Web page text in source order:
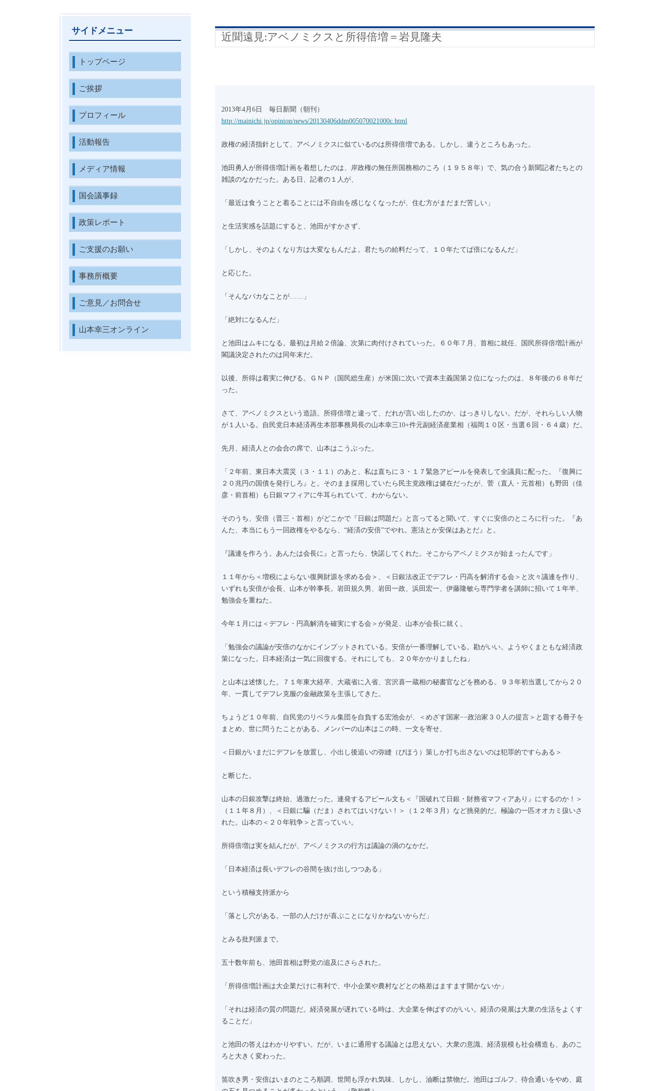
近聞遠見:アベノミクスと所得倍増＝岩見隆夫
2013年4月6日 毎日新聞（朝刊）
http://mainichi.jp/opinion/news/20130406ddm005070021000c.html
政権の経済指針として、アベノミクスに似ているのは所得倍増である。しかし、違うところもあった。
池田勇人が所得倍増計画を着想したのは、岸政権の無任所国務相のころ（１９５８年）で、気の合う新聞記者たちとの
雑談のなかだった。ある日、記者の１人が、
「最近は食うことと着ることには不自由を感じなくなったが、住む方がまだまだ苦しい」
と生活実感を話題にすると、池田がすかさず、
「しかし、そのよくなり方は大変なもんだよ。君たちの給料だって、１０年たてば倍になるんだ」
と応じた。
「そんなバカなことが……」
「絶対になるんだ」
と池田はムキになる。最初は月給２倍論、次第に肉付けされていった。６０年７月、首相に就任、国民所得倍増計画が
閣議決定されたのは同年末だ。
以後、所得は着実に伸びる。ＧＮＰ（国民総生産）が米国に次いで資本主義国第２位になったのは、８年後の６８年だ
った。
さて、アベノミクスという造語。所得倍増と違って、だれが言い出したのか、はっきりしない。だが、それらしい人物
が１人いる。自民党日本経済再生本部事務局長の山本幸三10+件元副経済産業相（福岡１０区・当選６回・６４歳）だ。
先月、経済人との会合の席で、山本はこうぶった。
「２年前、東日本大震災（３・１１）のあと、私は直ちに３・１７緊急アピールを発表して全議員に配った。『復興に
２０兆円の国債を発行しろ』と。そのまま採用していたら民主党政権は健在だったが、菅（直人・元首相）も野田（佳
彦・前首相）も日銀マフィアに牛耳られていて、わからない。
そのうち、安倍（晋三・首相）がどこかで『日銀は問題だ』と言ってると聞いて、すぐに安倍のところに行った。『あ
んた、本当にもう一回政権をやるなら、“経済の安倍”でやれ。憲法とか安保はあとだ』と。
『議連を作ろう。あんたは会長に』と言ったら、快諾してくれた。そこからアベノミクスが始まったんです」
１１年から＜増税によらない復興財源を求める会＞、＜日銀法改正でデフレ・円高を解消する会＞と次々議連を作り、
いずれも安倍が会長、山本が幹事長。岩田規久男、岩田一政、浜田宏一、伊藤隆敏ら専門学者を講師に招いて１年半、
勉強会を重ねた。
今年１月には＜デフレ・円高解消を確実にする会＞が発足、山本が会長に就く。
「勉強会の議論が安倍のなかにインプットされている。安倍が一番理解している。勘がいい。ようやくまともな経済政
策になった。日本経済は一気に回復する。それにしても、２０年かかりましたね」
と山本は述懐した。７１年東大経卒、大蔵省に入省、宮沢喜一蔵相の秘書官などを務める。９３年初当選してから２０
年、一貫してデフレ克服の金融政策を主張してきた。
ちょうど１０年前、自民党のリベラル集団を自負する宏池会が、＜めざす国家−−政治家３０人の提言＞と題する冊子を
まとめ、世に問うたことがある。メンバーの山本はこの時、一文を寄せ、
＜日銀がいまだにデフレを放置し、小出し後追いの弥縫（びほう）策しか打ち出さないのは犯罪的ですらある＞
と断じた。
山本の日銀攻撃は終始、過激だった。連発するアピール文も＜『国破れて日銀・財務省マフィアあり』にするのか！＞
（１１年８月）、＜日銀に騙（だま）されてはいけない！＞（１２年３月）など挑発的だ。極論の一匹オオカミ扱いさ
れた。山本の＜２０年戦争＞と言っていい。
所得倍増は実を結んだが、アベノミクスの行方は議論の渦のなかだ。
「日本経済は長いデフレの谷間を抜け出しつつある」
という積極支持派から
「落とし穴がある。一部の人だけが喜ぶことになりかねないからだ」
とみる批判派まで。
五十数年前も、池田首相は野党の追及にさらされた。
「所得倍増計画は大企業だけに有利で、中小企業や農村などとの格差はますます開かないか」
「それは経済の質の問題だ。経済発展が遅れている時は、大企業を伸ばすのがいい。経済の発展は大衆の生活をよくす
ることだ」
と池田の答えはわかりやすい。だが、いまに通用する議論とは思えない。大衆の意識、経済規模も社会構造も、あのこ
ろと大きく変わった。
笛吹き男・安倍はいまのところ順調、世間も浮かれ気味、しかし、油断は禁物だ。池田はゴルフ、待合通いをやめ、庭
サイドメニュー
トップページ
ご挨拶
プロフィール
活動報告
メディア情報
国会議事録
政策レポート
ご支援のお願い
事務所概要
ご意見／お問合せ
山本幸三オンライン